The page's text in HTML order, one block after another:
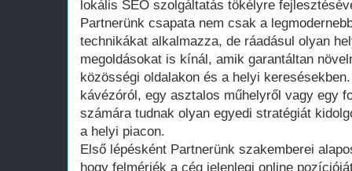
lokális SEO szolgáltatás tökélyre
Partnerünk csapata nem csak a
technikákat alkalmazza, de ráadásul olyan
megoldásokat is kínál, amik garantáltan
közösségi oldalakon és a helyi
kávézóról, egy asztalos műhelyről vagy egy
számára tudnak olyan egyedi stratégiát
a helyi piacon.
Első lépésként Partnerünk szakemberei
hogy felmérjék a cég jelenlegi online